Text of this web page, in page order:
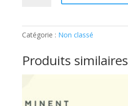
CHEF
CHIC:
Ticket
Catégorie : Non classé
Produits similaires